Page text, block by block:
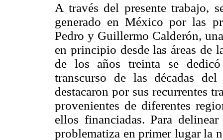
A través del presente trabajo,
generado en México por las
Pedro y Guillermo Calderón,
en principio desde las áreas
de los años treinta se
transcurso de las décadas
destacaron por sus recurrentes
provenientes de diferentes
ellos financiadas. Para
problematiza en primer lugar la